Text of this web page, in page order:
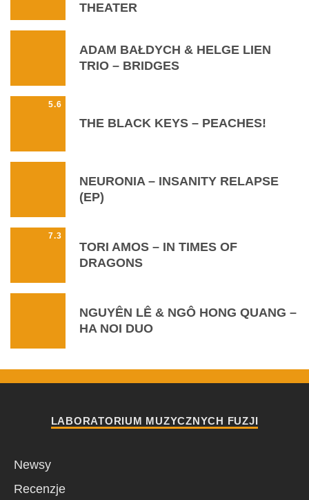
THEATER
ADAM BAŁDYCH & HELGE LIEN
TRIO – BRIDGES
5.6
THE BLACK KEYS – PEACHES!
NEURONIA – INSANITY RELAPSE
(EP)
7.3
TORI AMOS – IN TIMES OF
DRAGONS
NGUYÊN LÊ & NGÔ HONG QUANG –
HA NOI DUO
LABORATORIUM MUZYCZNYCH FUZJI
Newsy
Recenzje